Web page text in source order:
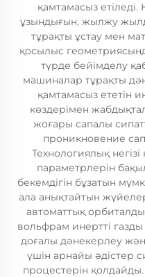
қамтамасыз
ұзындығын, жылжу
тұрақты ұстау мен
қосылыс
түрде бейімделу
машиналар тұрақты
қамтамасыз ететін
көздерімен
жоғары сапалы
проникновение
Технологиялық
параметрлерін
бекемдігін бұзатын
ала анықтайтын
автоматтық
вольфрам инертті
доғалы дәнекерлеу
үшін арнайы әдістер
процестерін